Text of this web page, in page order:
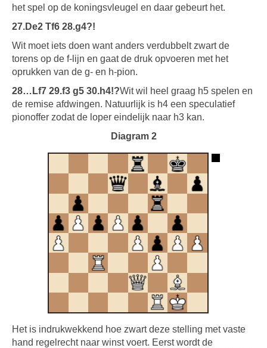
het spel op de koningsvleugel en daar gebeurt het.
27.De2 Tf6 28.g4?!
Wit moet iets doen want anders verdubbelt zwart de
torens op de f-lijn en gaat de druk opvoeren met het
oprukken van de g- en h-pion.
28…Lf7 29.f3 g5 30.h4!?Wit wil heel graag h5 spelen en
de remise afdwingen. Natuurlijk is h4 een speculatief
pionoffer zodat de loper eindelijk naar h3 kan.
Diagram 2
Het is indrukwekkend hoe zwart deze stelling met vaste
hand regelrecht naar winst voert. Eerst wordt de